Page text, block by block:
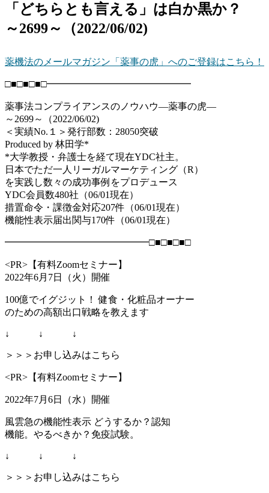
「どちらとも言える」は白か黒か？
～2699～（2022/06/02)
薬機法のメールマガジン「薬事の虎」へのご登録はこちら！
□■□■□■□━━━━━━━━━━━━━━━
薬事法コンプライアンスのノウハウ―薬事の虎―
～2699～（2022/06/02)
＜実績No.１＞発行部数：28050突破
Produced by 林田学*
*大学教授・弁護士を経て現在YDC社主。
日本でただ一人リーガルマーケティング（R）
を実践し数々の成功事例をプロデュース
YDC会員数480社（06/01現在）
措置命令・課徴金対応207件（06/01現在）
機能性表示届出関与170件（06/01現在）
━━━━━━━━━━━━━━━□■□■□■□
<PR>【有料Zoomセミナー】
2022年6月7日（火）開催
100億でイグジット！ 健食・化粧品オーナー
のための高額出口戦略を教えます
↓ ↓ ↓
＞＞＞お申し込みはこちら
<PR>【有料Zoomセミナー】
2022年7月6日（水）開催
風雲急の機能性表示 どうするか？認知
機能。やるべきか？免疫試験。
↓ ↓ ↓
＞＞＞お申し込みはこちら